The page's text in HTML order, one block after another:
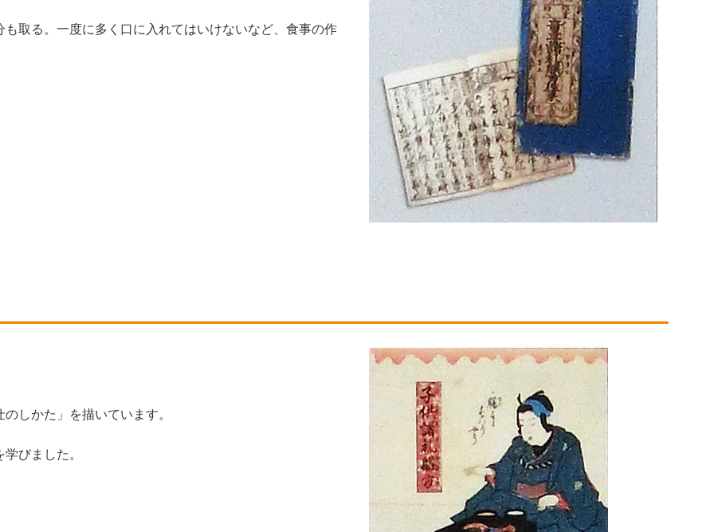
取る。一度に多く口に入れてはいけないなど、食事の作
しかた」を描いています。
びました。